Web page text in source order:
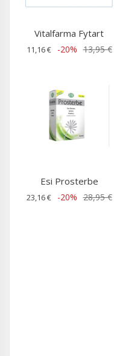
Vitalfarma Fytart
11,16 € -20% 13,95 €
Esi Prosterbe
23,16 € -20% 28,95 €